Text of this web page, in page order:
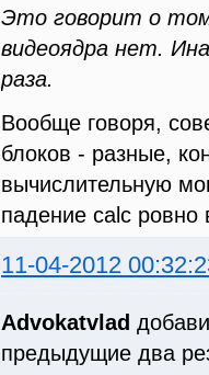
Это говорит о
видеоядра нет.
раза.
Вообще говоря,
блоков - разные,
вычислительную
падение calc ровно
11-04-2012
Advokatvlad
предыдущие два